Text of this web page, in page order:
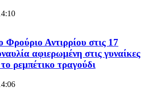
Αντιρρίου στις 17
αφιερωμένη στις γυναίκες
ρεμπέτικο τραγούδι